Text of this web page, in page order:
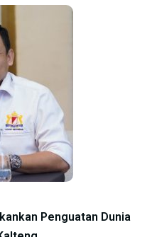
Penguatan Dunia